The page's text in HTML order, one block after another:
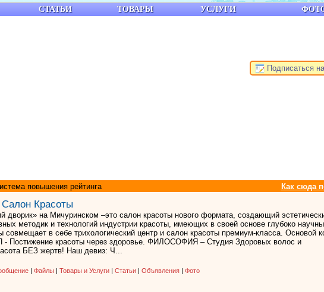
Подписаться
повышения рейтинга Как сюда
Красоты
дворик» на Мичуринском –это салон красоты нового формата, создающий
методик и технологий индустрии красоты, имеющих в своей основе глубоко
совмещает в себе трихологический центр и салон красоты премиум-класса. Основой
Постижение красоты через здоровье. ФИЛОСОФИЯ – Студия Здоровых волос и
БЕЗ жертв! Наш девиз: Ч...
Файлы Товары и Услуги Статьи Объявления Фото
СТАТЬИ ТОВАРЫ УСЛУГИ